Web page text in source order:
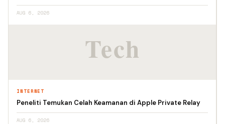
AUG 6, 2026
INTERNET
Peneliti Temukan Celah Keamanan di Apple Private Relay
AUG 6, 2026